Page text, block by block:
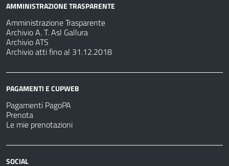
AMMINISTRAZIONE TRASPARENTE
Amministrazione Trasparente
Archivio A. T. Asl Gallura
Archivio ATS
Archivio atti fino al 31.12.2018
PAGAMENTI E CUPWEB
Pagamenti PagoPA
Prenota
Le mie prenotazioni
SOCIAL